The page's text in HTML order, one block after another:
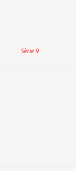
Sèrie 9